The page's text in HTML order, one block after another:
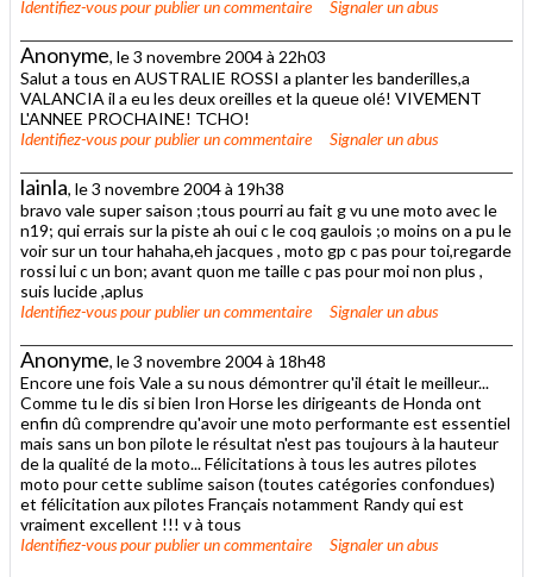
Identifiez-vouspour publier un commentaire Signaler un abus
Anonyme, le 3 novembre 2004 à 22h03
Salut a tous en AUSTRALIE ROSSI a planter les banderilles,a
VALANCIA il a eu les deux oreilles et la queue olé! VIVEMENT
L'ANNEE PROCHAINE! TCHO!
Identifiez-vouspour publier un commentaire Signaler un abus
lainla, le 3 novembre 2004 à 19h38
bravo vale super saison ;tous pourri au fait g vu une moto avec le
n19; qui errais sur la piste ah oui c le coq gaulois ;o moins on a pu le
voir sur un tour hahaha,eh jacques , moto gp c pas pour toi,regarde
rossi lui c un bon; avant quon me taille c pas pour moi non plus ,
suis lucide ,aplus
Identifiez-vouspour publier un commentaire Signaler un abus
Anonyme, le 3 novembre 2004 à 18h48
Encore une fois Vale a su nous démontrer qu'il était le meilleur...
Comme tu le dis si bien Iron Horse les dirigeants de Honda ont
enfin dû comprendre qu'avoir une moto performante est essentiel
mais sans un bon pilote le résultat n'est pas toujours à la hauteur
de la qualité de la moto... Félicitations à tous les autres pilotes
moto pour cette sublime saison (toutes catégories confondues)
et félicitation aux pilotes Français notamment Randy qui est
vraiment excellent !!! v à tous
Identifiez-vouspour publier un commentaire Signaler un abus